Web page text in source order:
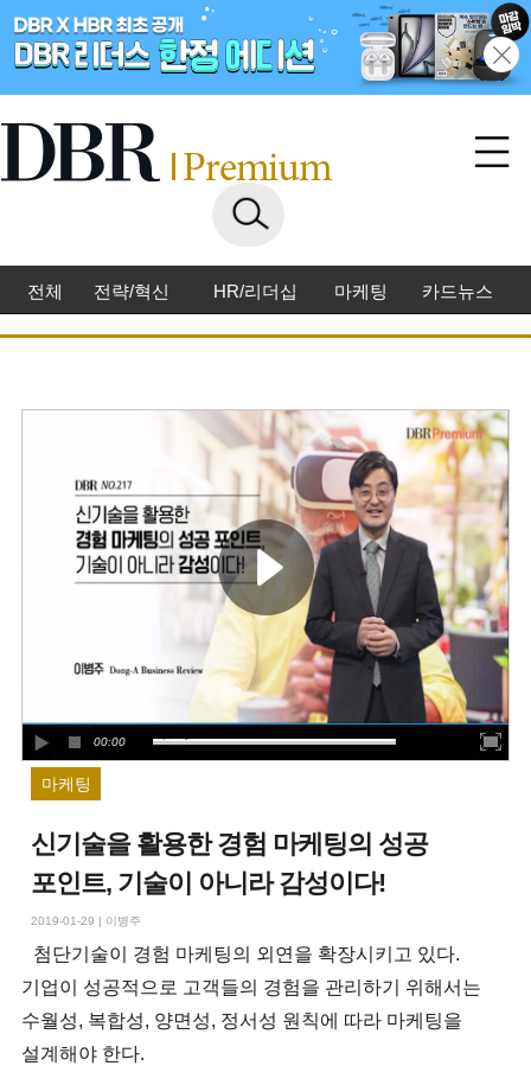
전체 전략/혁신 HR/리더십 마케팅 카드뉴스
00:00
마케팅
신기술을 활용한 경험 마케팅의 성공
포인트, 기술이 아니라 감성이다!
2019-01-29 | 이병주
첨단기술이 경험 마케팅의 외연을 확장시키고 있다.
기업이 성공적으로 고객들의 경험을 관리하기 위해서는
수월성, 복합성, 양면성, 정서성 원칙에 따라 마케팅을
설계해야 한다.